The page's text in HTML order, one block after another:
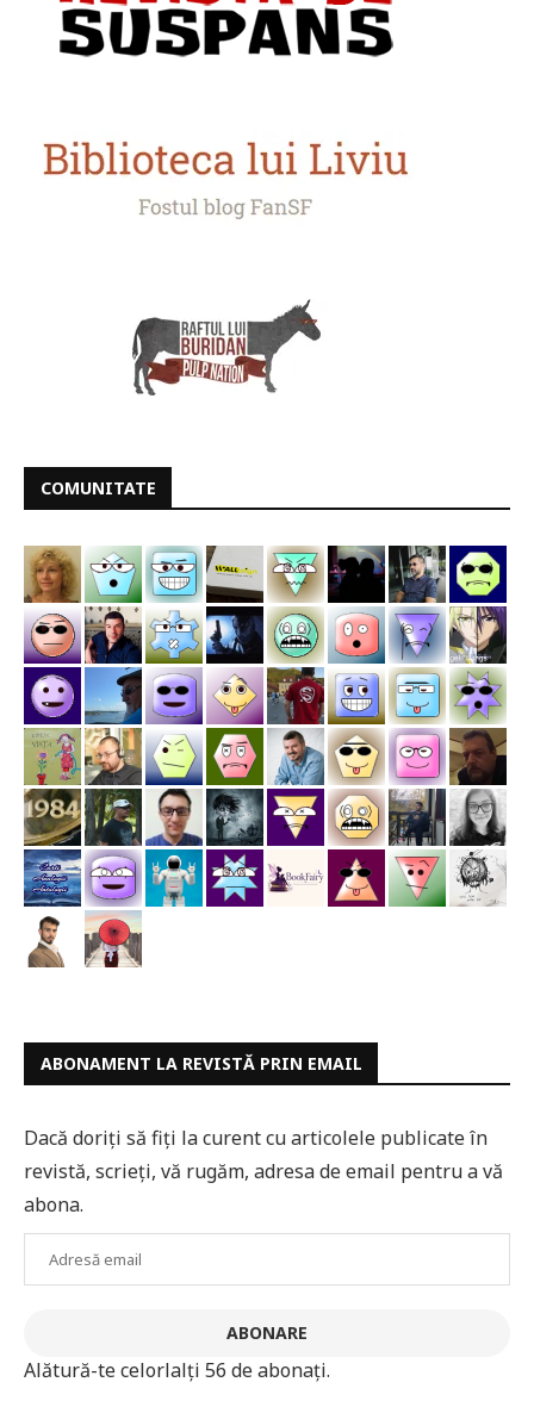
COMUNITATE
ABONAMENT LA REVISTĂ PRIN EMAIL
Dacă doriți să fiți la curent cu articolele publicate în
revistă, scrieți, vă rugăm, adresa de email pentru a vă
abona.
ABONARE
Alătură-te celorlalți 56 de abonați.